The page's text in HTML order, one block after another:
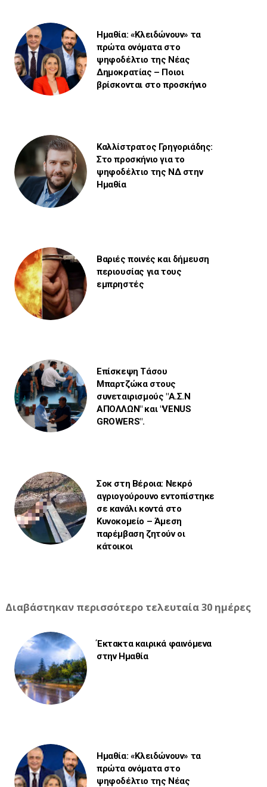
Ημαθία: «Κλειδώνουν» τα
πρώτα ονόματα στο
ψηφοδέλτιο της Νέας
Δημοκρατίας – Ποιοι
βρίσκονται στο προσκήνιο
Καλλίστρατος Γρηγοριάδης:
Στο προσκήνιο για το
ψηφοδέλτιο της ΝΔ στην
Ημαθία
Βαριές ποινές και δήμευση
περιουσίας για τους
εμπρηστές
Επίσκεψη Τάσου
Μπαρτζώκα στους
συνεταιρισμούς "Α.Σ.Ν
ΑΠΟΛΛΩΝ" και "VENUS
GROWERS".
Σοκ στη Βέροια: Νεκρό
αγριογούρουνο εντοπίστηκε
σε κανάλι κοντά στο
Κυνοκομείο – Άμεση
παρέμβαση ζητούν οι
κάτοικοι
Διαβάστηκαν περισσότερο τελευταία 30 ημέρες
Έκτακτα καιρικά φαινόμενα
στην Ημαθία
Ημαθία: «Κλειδώνουν» τα
πρώτα ονόματα στο
ψηφοδέλτιο της Νέας